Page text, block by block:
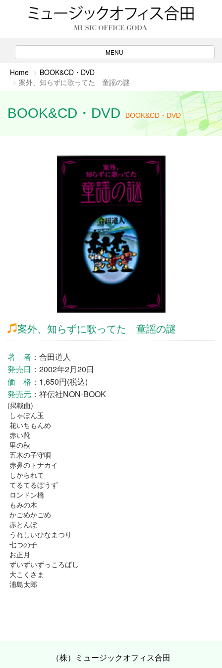
ナ
ビ
シ
MENU
Home
BOOK&CD・DVD
案外、知らずに歌ってた 童謡の謎
BOOK&CD・DVD BOOK&CD・DVD
案外、知らずに歌ってた 童謡の謎
著 者 ：合田道人
発売日 ：2002年2月20日
価 格 ：1,650円(税込)
発売元 ：祥伝社NON-BOOK
(掲載曲)
しゃぼん玉
花いちもんめ
赤い靴
里の秋
五木の子守唄
赤鼻のトナカイ
しかられて
てるてるぼうず
ロンドン橋
もみの木
かごめかごめ
赤とんぼ
うれしいひなまつり
七つの子
お正月
ずいずいずっころばし
大こくさま
浦島太郎
（株）ミュージックオフィス合田